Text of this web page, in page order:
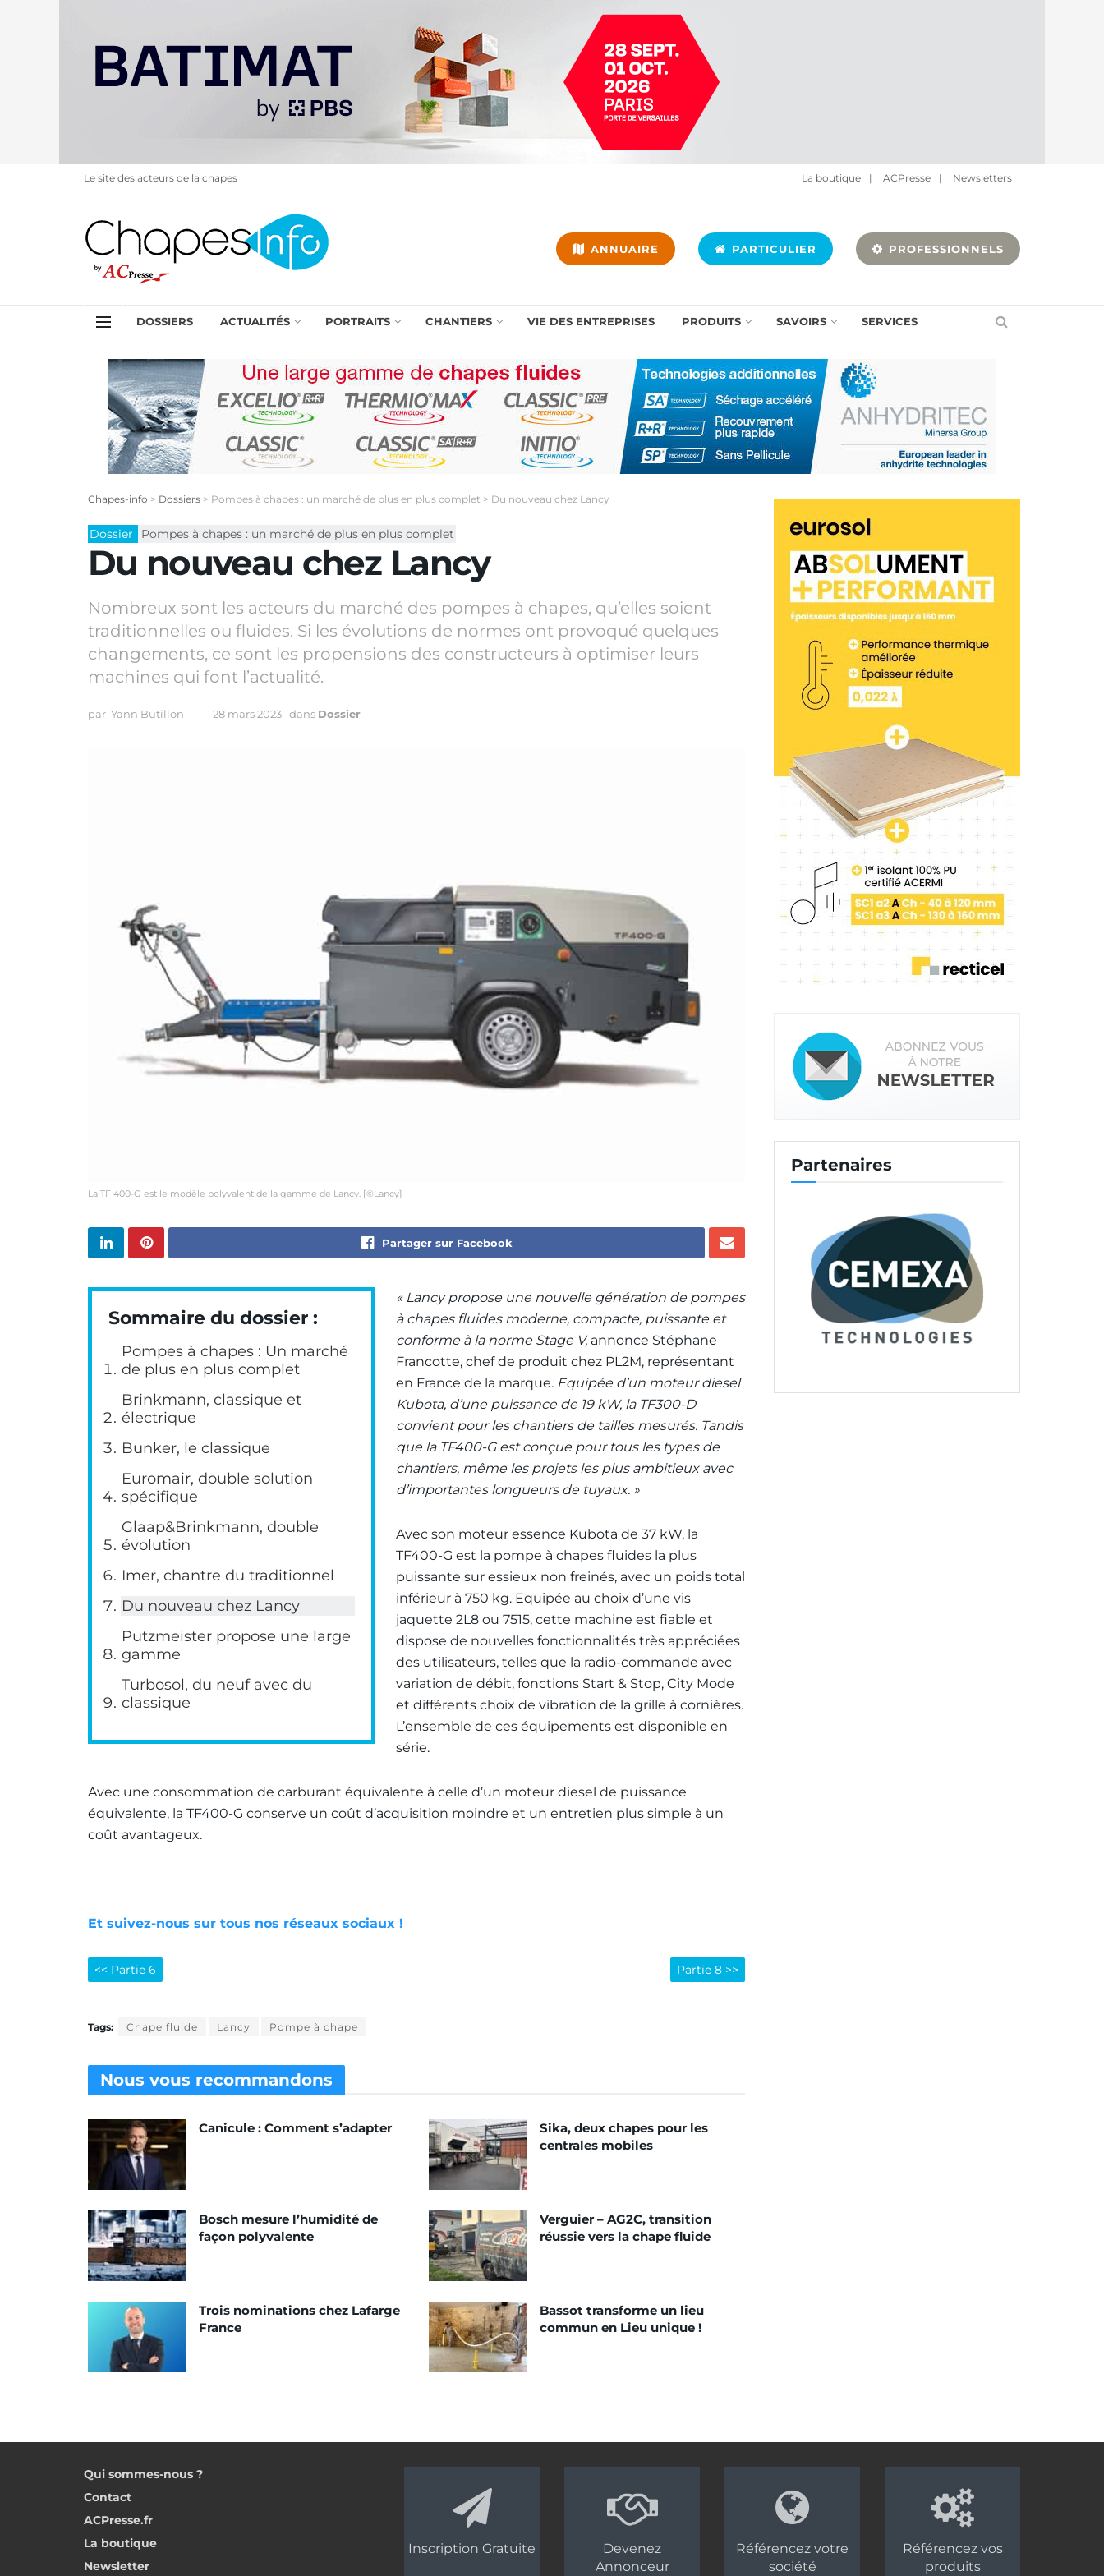
Le site des acteurs de la chapes La boutique | ACPresse | Newsletters
ANNUAIRE PARTICULIER PROFESSIONNELS
DOSSIERS ACTUALITÉS PORTRAITS CHANTIERS VIE DES ENTREPRISES PRODUITS SAVOIRS SERVICES
Chapes-info > Dossiers > Pompes à chapes : un marché de plus en plus complet > Du nouveau chez Lancy
Dossier Pompes à chapes : un marché de plus en plus complet
Du nouveau chez Lancy
Nombreux sont les acteurs du marché des pompes à chapes, qu’elles soient
traditionnelles ou fluides. Si les évolutions de normes ont provoqué quelques
changements, ce sont les propensions des constructeurs à optimiser leurs
machines qui font l’actualité.
par Yann Butillon 28 mars 2023 dans Dossier
La TF 400-G est le modèle polyvalent de la gamme de Lancy. [©Lancy]
Partager sur Facebook
Sommaire du dossier :
Pompes à chapes : Un marché
de plus en plus complet
Brinkmann, classique et
électrique
Bunker, le classique
Euromair, double solution
spécifique
Glaap&Brinkmann, double
évolution
Imer, chantre du traditionnel
Du nouveau chez Lancy
Putzmeister propose une large
gamme
Turbosol, du neuf avec du
classique
« Lancy propose une nouvelle génération de pompes
à chapes fluides moderne, compacte, puissante et
conforme à la norme Stage V,annonce Stéphane
Francotte, chef de produit chez PL2M, représentant
en France de la marque. Equipée d’un moteur diesel
Kubota, d’une puissance de 19 kW, la TF300-D
convient pour les chantiers de tailles mesurés. Tandis
que la TF400-G est conçue pour tous les types de
chantiers, même les projets les plus ambitieux avec
d’importantes longueurs de tuyaux. »
Avec son moteur essence Kubota de 37 kW, la
TF400-G est la pompe à chapes fluides la plus
puissante sur essieux non freinés, avec un poids total
inférieur à 750 kg. Equipée au choix d’une vis
jaquette 2L8 ou 7515, cette machine est fiable et
dispose de nouvelles fonctionnalités très appréciées
des utilisateurs, telles que la radio-commande avec
variation de débit, fonctions Start & Stop, City Mode
et différents choix de vibration de la grille à cornières.
L’ensemble de ces équipements est disponible en
série.
Avec une consommation de carburant équivalente à celle d’un moteur diesel de puissance
équivalente, la TF400-G conserve un coût d’acquisition moindre et un entretien plus simple à un
coût avantageux.
Et suivez-nous sur tous nos réseaux sociaux !
<< Partie 6 Partie 8 >>
Tags: Chape fluide Lancy Pompe à chape
Nous vous recommandons
Canicule : Comment s’adapter
Sika, deux chapes pour les
centrales mobiles
Bosch mesure l’humidité de
façon polyvalente
Verguier – AG2C, transition
réussie vers la chape fluide
Trois nominations chez Lafarge
France
Bassot transforme un lieu
commun en Lieu unique !
Partenaires
Qui sommes-nous ?
Contact
ACPresse.fr
La boutique
Newsletter
Inscription Gratuite
Devenez
Annonceur
Référencez votre
société
Référencez vos
produits